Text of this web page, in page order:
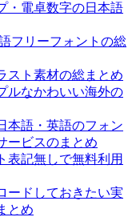
・電卓数字の日本語
フリーフォントの総
スト素材の総まとめ
ルなかわいい海外の
本語・英語のフォン
ービスのまとめ
表記無しで無料利用
ードしておきたい実
とめ